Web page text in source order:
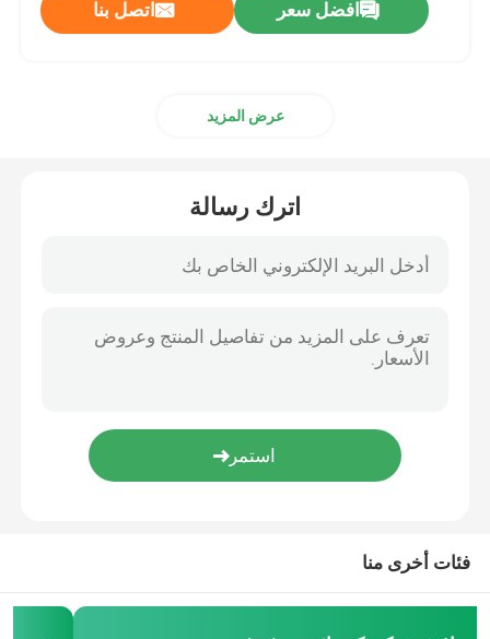
المركبة ذاتية التوجيه
شاحنة الشوكة الكهربائية لمكافحة التوازن
افضل سعر اتصل بنا
عرض المزيد
اترك رسالة
فئات أخرى منا